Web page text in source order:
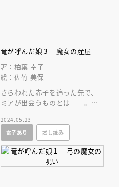
竜が呼んだ娘３ 魔女の産屋
著：柏葉 幸子
絵：佐竹 美保
さらわれた赤子を追った先で、
ミアが出会うものとは──。人
がおくる本格ハイファンタジー
第３巻！
2024.05.23
電子あり
試し読み